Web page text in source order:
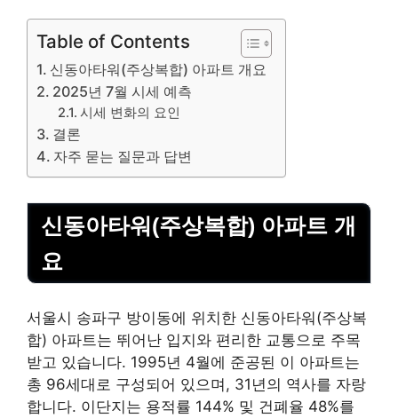
Table of Contents
신동아타워(주상복합) 아파트 개요
2025년 7월 시세 예측
시세 변화의 요인
결론
자주 묻는 질문과 답변
신동아타워(주상복합) 아파트 개
요
서울시 송파구 방이동에 위치한 신동아타워(주상복
합) 아파트는 뛰어난 입지와 편리한 교통으로 주목
받고 있습니다. 1995년 4월에 준공된 이 아파트는
총 96세대로 구성되어 있으며, 31년의 역사를 자랑
합니다. 이단지는 용적률 144% 및 건폐율 48%를